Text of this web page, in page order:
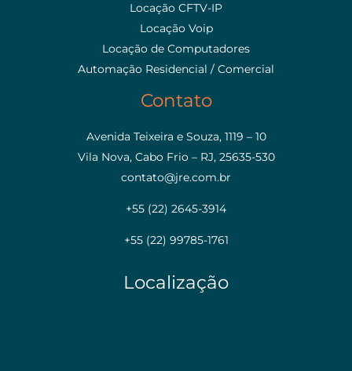
Locação CFTV-IP
Locação Voip
Locação de Computadores
Automação Residencial / Comercial
Contato
Avenida Teixeira e Souza, 1119 – 10
Vila Nova, Cabo Frio – RJ, 25635-530
contato@jre.com.br
+55 (22) 2645-3914
+55 (22) 99785-1761
Localização